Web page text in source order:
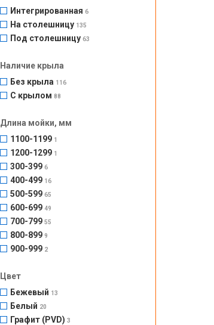
Интегрированная6
На столешницу 135
Под столешницу63
Наличие крыла
Без крыла 116
С крылом88
Длина мойки, мм
1100-1199 1
1200-1299 1
300-3996
400-499 16
500-59965
600-69949
700-79955
800-8999
900-999 2
Цвет
Бежевый 13
Белый 20
Графит (PVD)3